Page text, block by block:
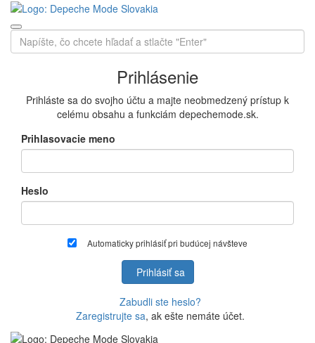
Prihlásenie
Prihláste sa do svojho účtu a majte neobmedzený prístup k
celému obsahu a funkciám depechemode.sk.
Prihlasovacie meno
Heslo
Automaticky prihlásiť pri budúcej návšteve
Prihlásiť sa
Zabudli ste heslo?
Zaregistrujte sa, ak ešte nemáte účet.